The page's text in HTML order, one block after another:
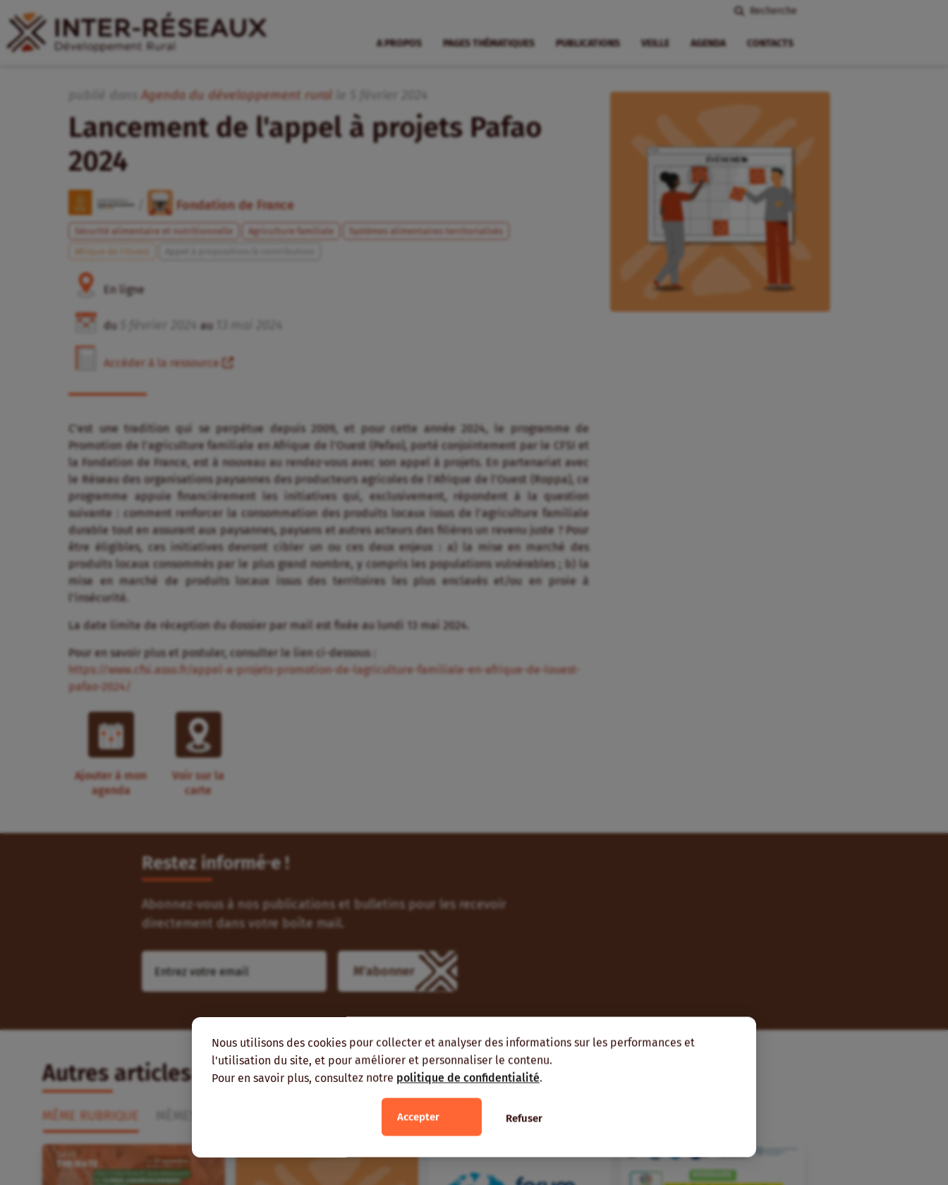
Nous utilisons des cookies pour collecter et analyser des informations sur les performances et
l'utilisation du site, et pour améliorer et personnaliser le contenu.
Pour en savoir plus, consultez notre politique de confidentialité.
Accepter Refuser
Recherche
A PROPOS PAGES THÉMATIQUES PUBLICATIONS VEILLE AGENDA CONTACTS
publié dansAgenda du développement rural
Lancement de l'appel à projets Pafao
2024
Fondation de France
Sécurité alimentaire et nutritionnelle Agriculture familiale
Systèmes alimentaires territorialisés
Afrique de l’Ouest
En ligne
du au
Accéder à la ressource
C’est une tradition qui se perpétue depuis 2009, et pour cette année 2024, le programme de
Promotion de l’agriculture familiale en Afrique de l’Ouest (Pafao), porté conjointement par le CFSI et
la Fondation de France, est à nouveau au rendez-vous avec son appel à projets. En partenariat avec
le Réseau des organisations paysannes des producteurs agricoles de l’Afrique de l’Ouest (Roppa), ce
programme appuie financièrement les initiatives qui, exclusivement, répondent à la question
suivante : comment renforcer la consommation des produits locaux issus de l’agriculture familiale
durable tout en assurant aux paysannes, paysans et autres acteurs des filières un revenu juste ? Pour
être éligibles, ces initiatives devront cibler un ou ces deux enjeux : a) la mise en marché des
produits locaux consommés par le plus grand nombre, y compris les populations vulnérables ; b) la
mise en marché de produits locaux issus des territoires les plus enclavés et/ou en proie à
l’insécurité.
La date limite de réception du dossier par mail est fixée au lundi 13 mai 2024.
Pour en savoir plus et postuler, consulter le lien ci-dessous :
https://www.cfsi.asso.fr/appel-a-projets-promotion-de-lagriculture-familiale-en-afrique-de-louest-
pafao-2024/
Ajouter à mon
agenda
Voir sur la
carte
Restez informé⸱e !
Abonnez-vous à nos publications et bulletins pour les recevoir
directement dans votre boîte mail.
Autres articles qui pourraient vous intéresser
MÊME RUBRIQUE MÊMES AUTEURS